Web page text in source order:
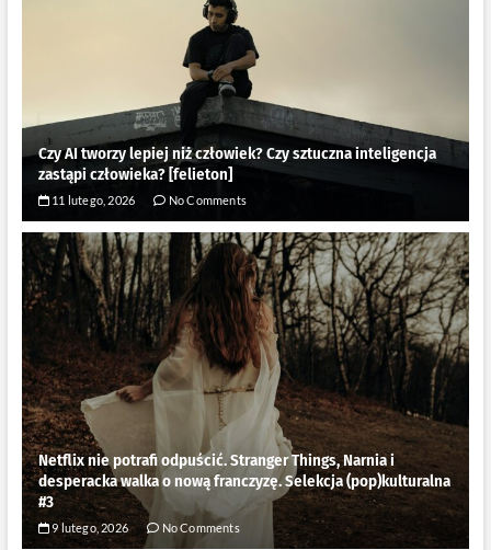
Czy AI tworzy lepiej niż człowiek? Czy sztuczna inteligencja
zastąpi człowieka? [felieton]
11 lutego, 2026 No Comments
Netflix nie potrafi odpuścić. Stranger Things, Narnia i
desperacka walka o nową franczyzę. Selekcja (pop)kulturalna
#3
9 lutego, 2026 No Comments